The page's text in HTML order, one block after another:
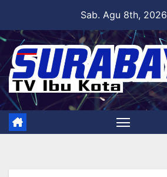
content
Sab. Agu 8th, 2026